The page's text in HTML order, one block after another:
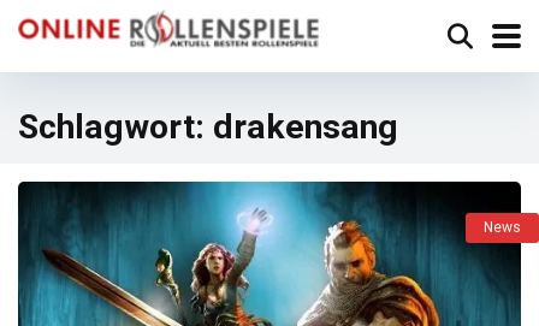
Schlagwort: drakensang
News